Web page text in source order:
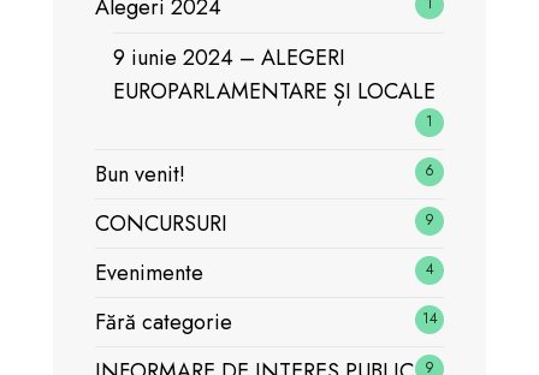
Alegeri 2024
9 iunie 2024 – ALEGERI
EUROPARLAMENTARE ȘI LOCALE
1
Bun venit! 6
CONCURSURI 9
Evenimente 4
Fără categorie 14
9